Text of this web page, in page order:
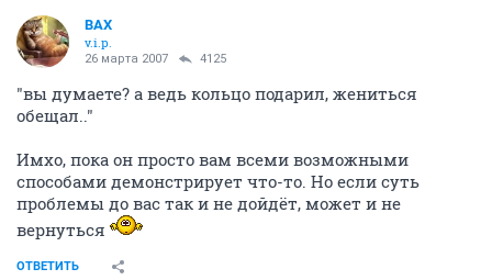
ВАХ
v.i.p.
26 марта 2007 4125
"вы думаете? а ведь кольцо подарил, жениться
обещал.."
Имхо, пока он просто вам всеми возможными
способами демонстрирует что-то. Но если суть
проблемы до вас так и не дойдёт, может и не
вернуться
ОТВЕТИТЬ